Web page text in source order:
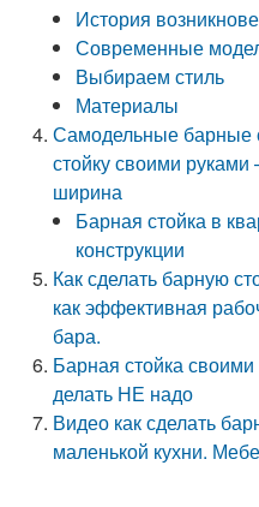
История
Современные
Выбираем стиль
Материалы
Самодельные барные
стойку своими
ширина
Барная стойка в
конструкции
Как сделать барную
как эффективная
бара.
Барная стойка
делать НЕ надо
Видео как сделать
маленькой кухни.